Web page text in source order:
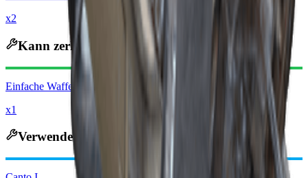
x2
Kann zerlegt werden zu
Einfache Waffenteile
x1
Verwendet im Handwerk